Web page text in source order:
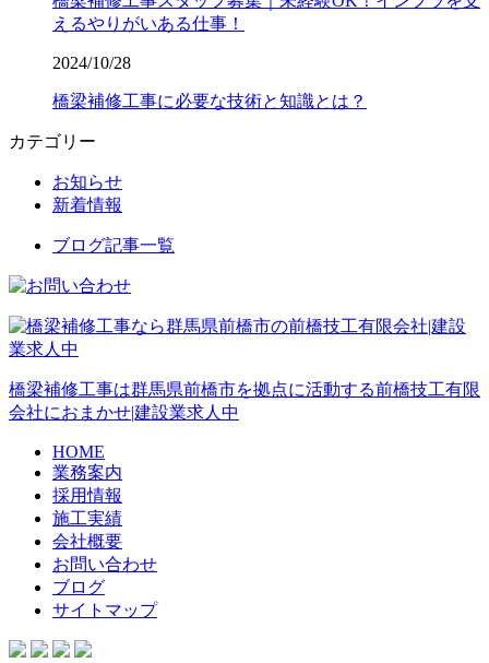
えるやりがいある仕事！
2024/10/28
橋梁補修工事に必要な技術と知識とは？
カテゴリー
お知らせ
新着情報
ブログ記事一覧
橋梁補修工事は群馬県前橋市を拠点に活動する前橋技工有限
会社におまかせ|建設業求人中
HOME
業務案内
採用情報
施工実績
会社概要
お問い合わせ
ブログ
サイトマップ